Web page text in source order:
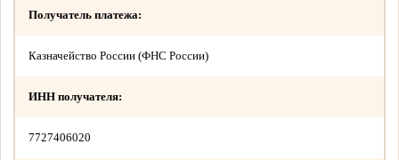
Получатель платежа:
Казначейство России (ФНС России)
ИНН получателя:
7727406020